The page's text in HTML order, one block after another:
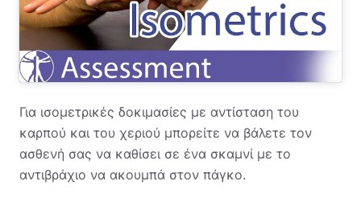
Για ισομετρικές δοκιμασίες με αντίσταση του
καρπού και του χεριού μπορείτε να βάλετε τον
ασθενή σας να καθίσει σε ένα σκαμνί με το
αντιβράχιο να ακουμπά στον πάγκο.